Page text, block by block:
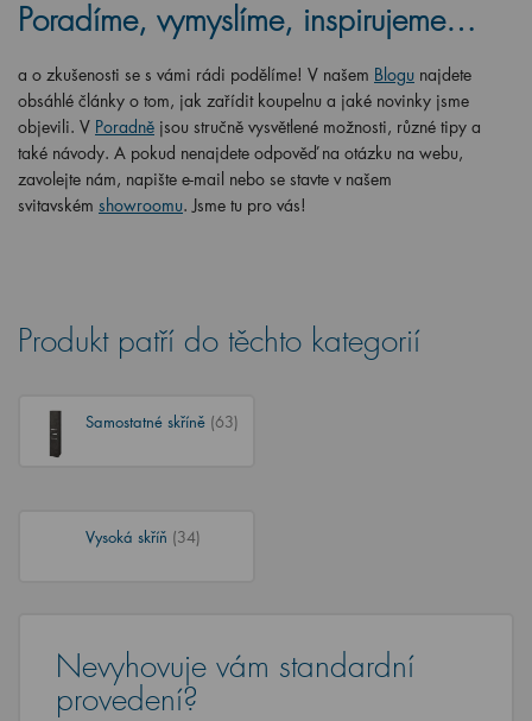
Poradíme, vymyslíme, inspirujeme…
a o zkušenosti se s vámi rádi podělíme! V našem Blogu najdete
obsáhlé články o tom, jak zařídit koupelnu a jaké novinky jsme
objevili. V Poradně jsou stručně vysvětlené možnosti, různé tipy a
také návody. A pokud nenajdete odpověď na otázku na webu,
zavolejte nám, napište e-mail nebo se stavte v našem
svitavském showroomu. Jsme tu pro vás!
Produkt patří do těchto kategorií
Samostatné skříně (63)
Vysoká skříň (34)
Nevyhovuje vám standardní
provedení?